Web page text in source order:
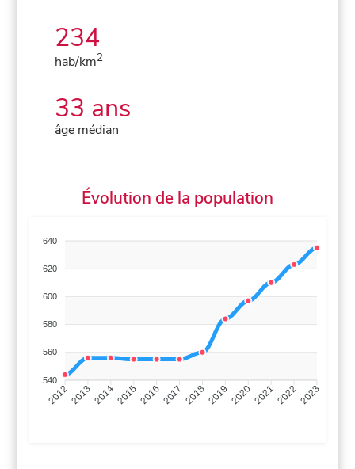
234
hab/km2
33 ans
âge médian
Évolution de la population
640
620
600
580
560
540
201220132014201520162017 20182019 2020202120222023